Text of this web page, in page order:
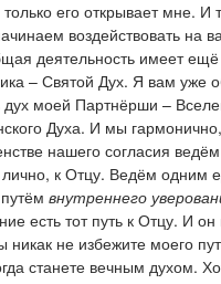
его открывает мне. И
воздействовать на
деятельность имеет ещё
– Святой Дух. Я вам уже
дух моей Партнёрши –
Духа. И мы
нашего согласия
лично, к Отцу. Ведём одним
внутреннего
есть тот путь к Отцу. И он
никак не избежите моего
станете вечным духом.